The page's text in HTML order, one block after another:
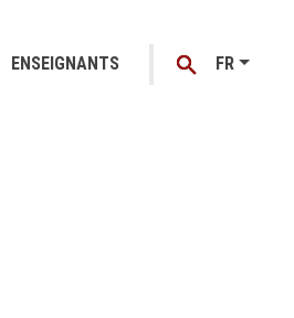
ENSEIGNANTS FR